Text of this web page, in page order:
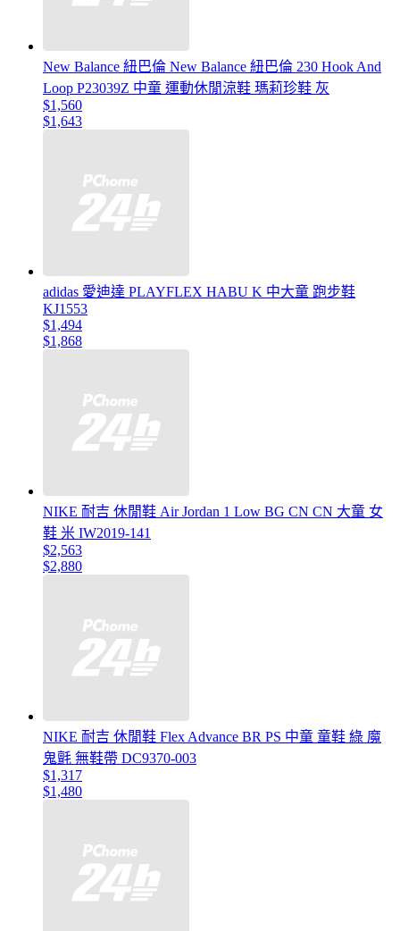
New Balance 紐巴倫 New Balance 紐巴倫 230 Hook And
Loop P23039Z 中童 運動休閒涼鞋 瑪莉珍鞋 灰
$1,560
$1,643
adidas 愛迪達 PLAYFLEX HABU K 中大童 跑步鞋
KJ1553
$1,494
$1,868
NIKE 耐吉 休閒鞋 Air Jordan 1 Low BG CN CN 大童 女
鞋 米 IW2019-141
$2,563
$2,880
NIKE 耐吉 休閒鞋 Flex Advance BR PS 中童 童鞋 綠 魔
鬼氈 無鞋帶 DC9370-003
$1,317
$1,480